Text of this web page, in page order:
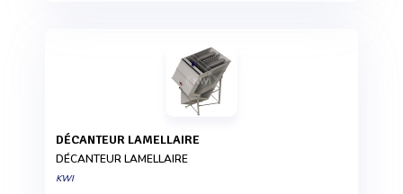
DÉCANTEUR LAMELLAIRE
DÉCANTEUR LAMELLAIRE
KWI